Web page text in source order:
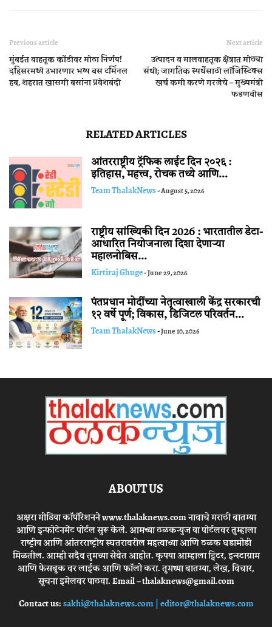
Previous article
मुंबईत वाहतूक कोंडीवर मोठा निर्णय!
दहिसरमध्ये उभारणार भव्य बस टर्मिनल
हब, शहरात खासगी बसांना प्रवेशबंदी
Next article
उत्पादन व मालवाहतूक क्षेत्रात मोठ्या
संधी; जागतिक स्पर्धेसाठी लॉजिस्टिक्स
खर्च कमी करणे गरजेचे – मुख्यमंत्री
फडणवीस
RELATED ARTICLES
आंतरराष्ट्रीय ट्रॅफिक लाईट दिन २०२६ :
इतिहास, महत्त्व, रोचक तथ्ये आणि...
Team ThalakNews-August 5, 2026
राष्ट्रीय सांख्यिकी दिन 2026 : भारतातील डेटा-
आधारित नियोजनाला दिशा देणाऱ्या
महालनोबिस...
Kirtiraj Ghuge-June 29, 2026
पंतप्रधान मोदींच्या नेतृत्वाखाली केंद्र सरकारची
१२ वर्षे पूर्ण; विकास, डिजिटल परिवर्तन...
Team ThalakNews-June 10, 2026
ABOUT US
अक्षरा मीडिया कॉर्पोरेशनने www.thalaknews.com नावाचे मराठी बातम्या
आणि इन्फोटेनमेंट पोर्टल सुरू केले. आमच्या ठळकन्युज या पोर्टलवर तुम्हाला
राष्ट्रीय आणि आंतरराष्ट्रीय स्घतरावरील महत्वाच्या आणि ठळक घडामोडी
मिळतील. आम्ही सदैव तुमच्या सेवेत आहोत. कृपया आम्हाला ट्विटर, इन्स्टाग्राम
आणि फेसबुक वर लाईक आणि फॉलो करा. तुमच्या बातम्या, लेख, विचार,
सूचना इमेलवर पाठवा. Email – thalaknews@gmail.com
Contact us:sakhi@thalaknews.com | editor@thalaknews.com